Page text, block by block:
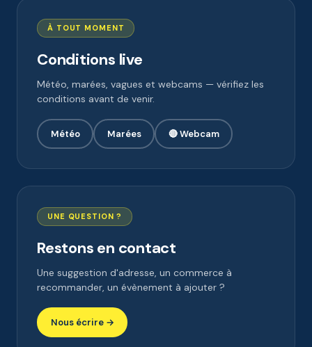
À TOUT MOMENT
Conditions live
Météo, marées, vagues et webcams — vérifiez les
conditions avant de venir.
Météo Marées 🔴 Webcam
UNE QUESTION ?
Restons en contact
Une suggestion d'adresse, un commerce à
recommander, un évènement à ajouter ?
Nous écrire →